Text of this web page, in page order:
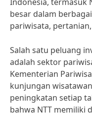
besar dalam
pariwisata,
Salah satu peluang
adalah sektor
Kementerian
kunjungan
peningkatan setiap
bahwa NTT memiliki